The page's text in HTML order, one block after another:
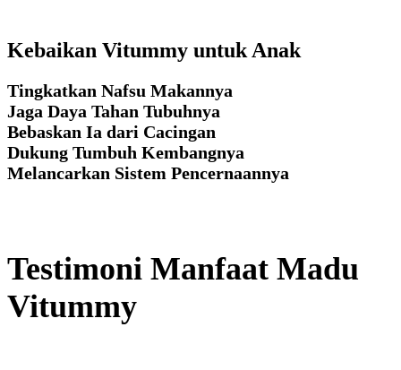
Kebaikan Vitummy untuk Anak
Tingkatkan Nafsu Makannya
Jaga Daya Tahan Tubuhnya
Bebaskan Ia dari Cacingan
Dukung Tumbuh Kembangnya
Melancarkan Sistem Pencernaannya
Testimoni Manfaat Madu
Vitummy